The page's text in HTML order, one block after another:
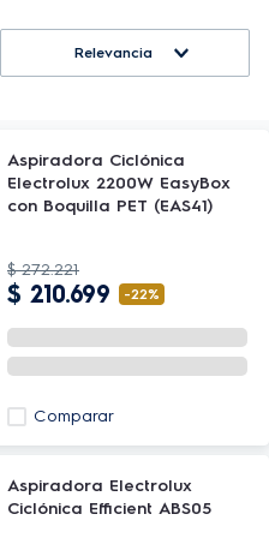
Relevancia
Aspiradora Ciclónica
Electrolux 2200W EasyBox
con Boquilla PET (EAS41)
$ 272.221
$ 210.699 -22%
Comparar
Aspiradora Electrolux
Ciclónica Efficient ABS05